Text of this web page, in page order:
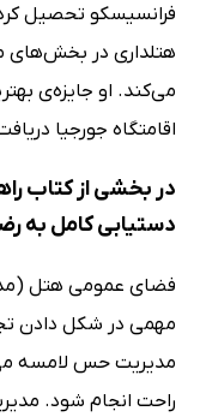
هتلداری در بخش‌های
می‌کند. او جایزه‌ی
اقامتگاه جورجیا
دستیابی کامل به
فضای عمومی هتل
مهمی در شکل دادن
مدیریت حس لامسه
راحت انجام شود.